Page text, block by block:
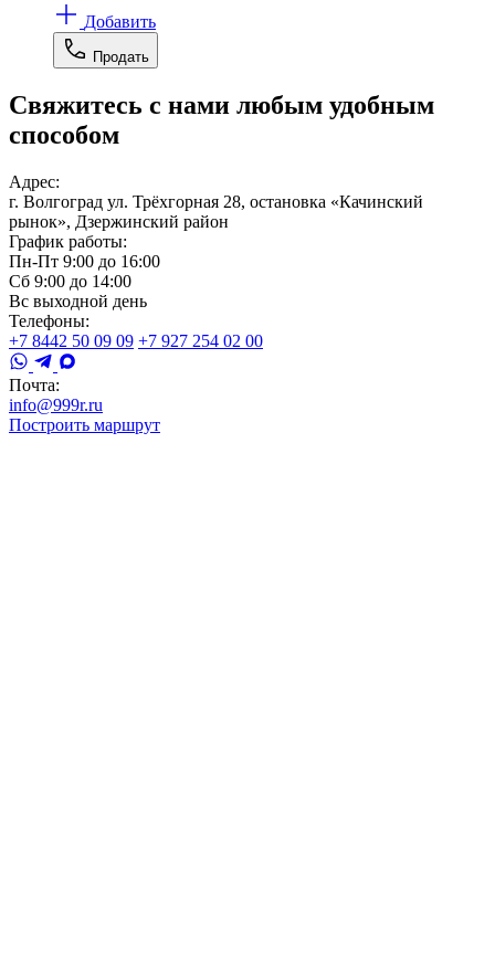
Добавить
Продать
Свяжитесь с нами любым удобным
способом
Адрес:
г. Волгоград ул. Трёхгорная 28, остановка «Качинский
рынок», Дзержинский район
График работы:
Пн-Пт 9:00 до 16:00
Сб 9:00 до 14:00
Вс выходной день
Телефоны:
+7 8442 50 09 09 +7 927 254 02 00
Почта:
info@999r.ru
Построить маршрут